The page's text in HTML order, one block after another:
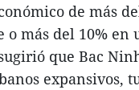
de más
o más del 10% en
que Bac
expansivos,